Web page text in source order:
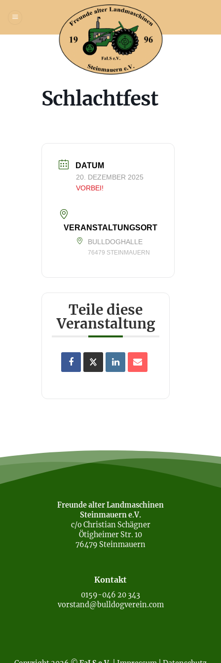
Inhalt
Schlachtfest
DATUM
20. DEZEMBER 2025
VORBEI!
VERANSTALTUNGSORT
BULLDOGHALLE
76479 STEINMAUERN
Teile diese
Veranstaltung
Freunde alter Landmaschinen
Steinmauern e.V.
c/o Christian Schägner
Ötigheimer Str. 10
76479 Steinmauern
Kontakt
0159-046 20 343
vorstand@bulldogverein.com